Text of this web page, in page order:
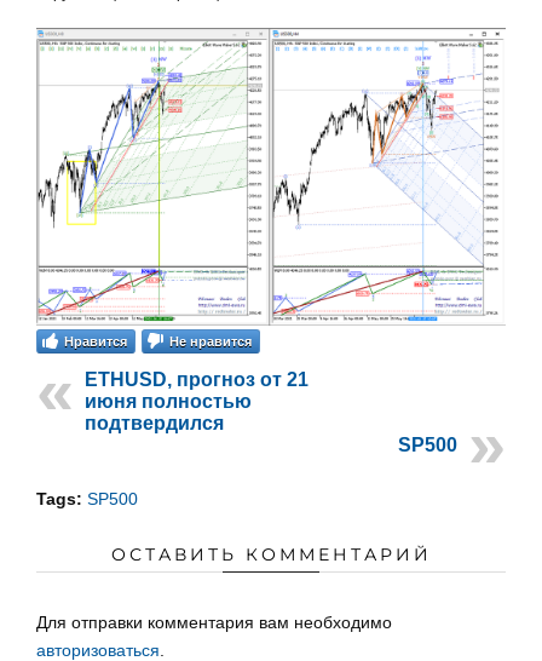
Нравится Не нравится
ETHUSD, прогноз от 21
июня полностью
подтвердился
SP500
Tags: SP500
ОСТАВИТЬ КОММЕНТАРИЙ
Для отправки комментария вам необходимо
авторизоваться